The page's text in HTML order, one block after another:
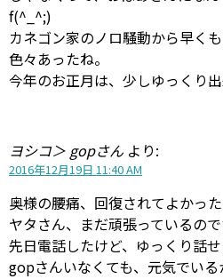
f(^_^;)
カネゴン家のノロ騒動から早くも
色々あったね。
今年のお正月は、少しゆっくり出
ヨシコ＞ gopさん より:
2016年12月19日 11:40 AM
奥様の腰痛、回復されてよかった
ヤタさん、まだ頑張っているので
先日電話したけど、ゆっくり話せ
gopさんいなくても、元気でいる